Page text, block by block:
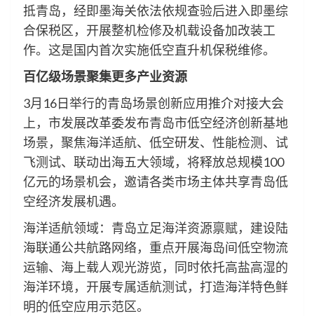
抵青岛，经即墨海关依法依规查验后进入即墨综
合保税区，开展整机检修及机载设备加改装工
作。这是国内首次实施低空直升机保税维修。
百亿级场景聚集更多产业资源
3月16日举行的青岛场景创新应用推介对接大会
上，市发展改革委发布青岛市低空经济创新基地
场景，聚焦海洋适航、低空研发、性能检测、试
飞测试、联动出海五大领域，将释放总规模100
亿元的场景机会，邀请各类市场主体共享青岛低
空经济发展机遇。
海洋适航领域：青岛立足海洋资源禀赋，建设陆
海联通公共航路网络，重点开展海岛间低空物流
运输、海上载人观光游览，同时依托高盐高湿的
海洋环境，开展专属适航测试，打造海洋特色鲜
明的低空应用示范区。